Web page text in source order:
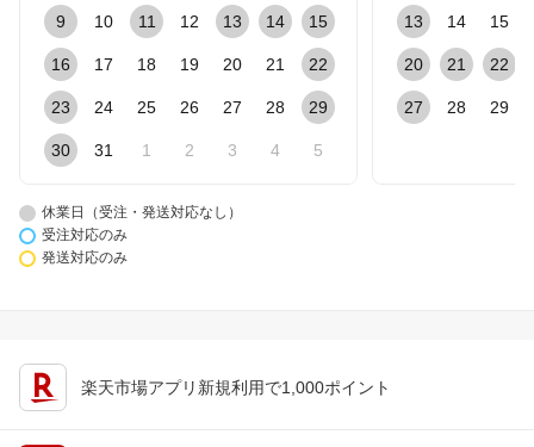
9 10 11 12 13 14 15
16 17 18 19 20 21 22
23 24 25 26 27 28 29
30 31 1 2 3 4 5
13 14 15
20 21 22
27 28 29
休業日（受注・発送対応なし）
受注対応のみ
発送対応のみ
楽天市場アプリ新規利用で1,000ポイント